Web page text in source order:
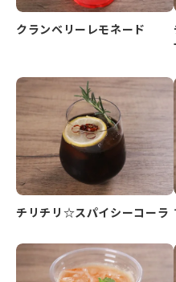
クランベリーレモネード
チリチリ☆スパイシーコーラ